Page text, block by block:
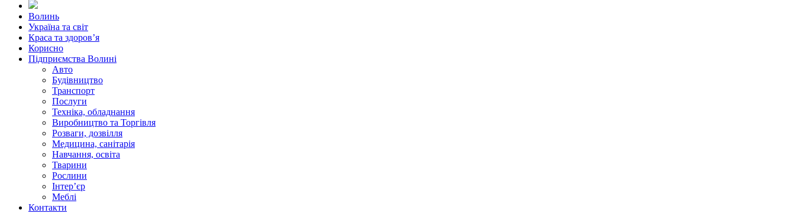
Волинь
Україна та світ
Краса та здоров’я
Корисно
Підприємства Волині
Авто
Будівництво
Транспорт
Послуги
Техніка, обладнання
Виробництво та Торгівля
Розваги, дозвілля
Медицина, санітарія
Навчання, освіта
Тварини
Рослини
Інтер’єр
Меблі
Контакти